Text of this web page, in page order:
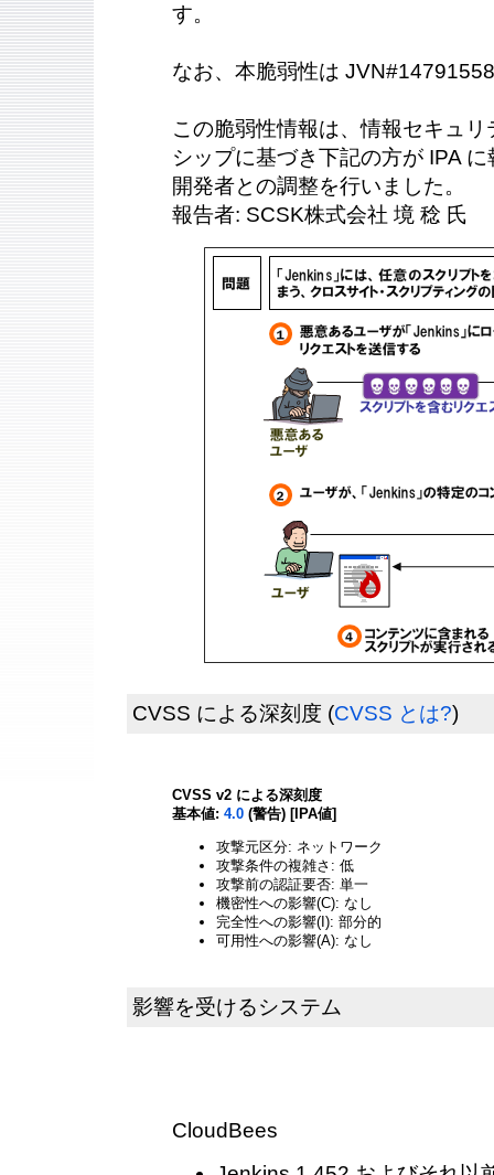
す。
なお、本脆弱性は
この脆弱性情報は、情報セキュ
シップに基づき下記の方が IPA
開発者との調整を行いました。
報告者: SCSK株式会社 境 稔 氏
CVSS による深刻度 (CVSS とは?)
CVSS v2 による深刻度
基本値: 4.0 (警告) [IPA値]
攻撃元区分: ネットワーク
攻撃条件の複雑さ: 低
攻撃前の認証要否: 単一
機密性への影響(C): なし
完全性への影響(I): 部分的
可用性への影響(A): なし
影響を受けるシステム
CloudBees